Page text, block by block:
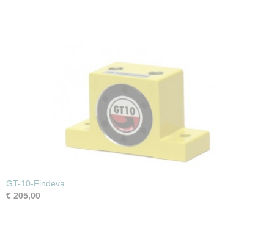
GT-10-Findeva
€ 205,00